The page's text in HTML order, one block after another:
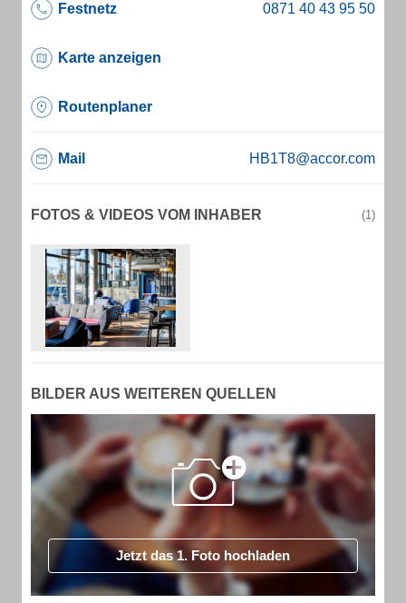
Festnetz
Karte anzeigen
Routenplaner
Mail HB1T8@accor.com
FOTOS & VIDEOS VOM INHABER (1)
BILDER AUS WEITEREN QUELLEN
Jetzt das 1. Foto hochladen